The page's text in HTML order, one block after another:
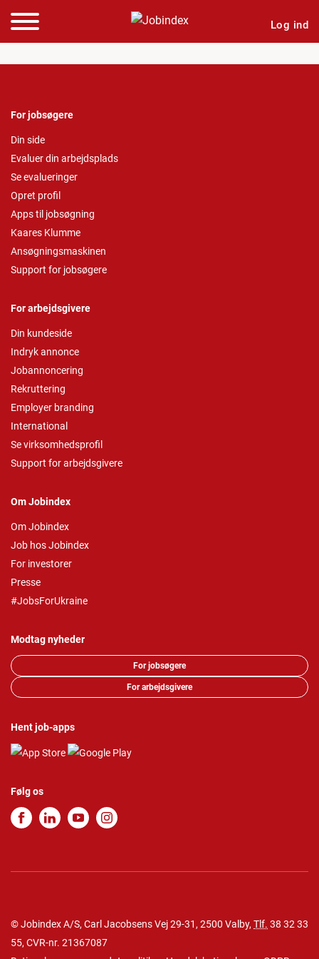
Log ind
For jobsøgere
Din side
Evaluer din arbejdsplads
Se evalueringer
Opret profil
Apps til jobsøgning
Kaares Klumme
Ansøgningsmaskinen
Support for jobsøgere
For arbejdsgivere
Din kundeside
Indryk annonce
Jobannoncering
Rekruttering
Employer branding
International
Se virksomhedsprofil
Support for arbejdsgivere
Om Jobindex
Om Jobindex
Job hos Jobindex
For investorer
Presse
#JobsForUkraine
Modtag nyheder
For jobsøgere
For arbejdsgivere
Hent job-apps
Følg os
© Jobindex A/S, Carl Jacobsens Vej 29-31, 2500 Valby, Tlf. 38 32 33
55, CVR-nr. 21367087